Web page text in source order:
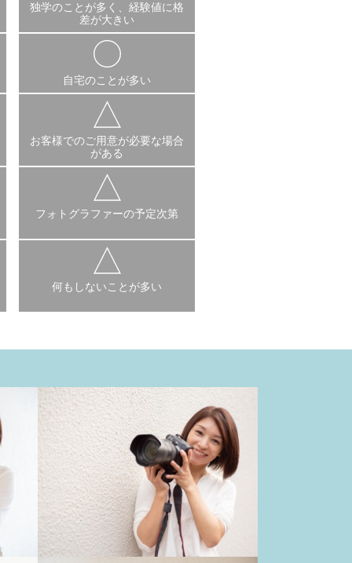
独学のことが多く、経験値に格
差が大きい
自宅のことが多い
お客様でのご用意が必要な場合
がある
フォトグラファーの予定次第
何もしないことが多い